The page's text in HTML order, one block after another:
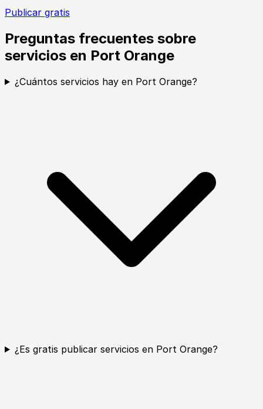
Publicar gratis
Preguntas frecuentes sobre
servicios en Port Orange
¿Cuántos servicios hay en Port Orange?
¿Es gratis publicar servicios en Port Orange?